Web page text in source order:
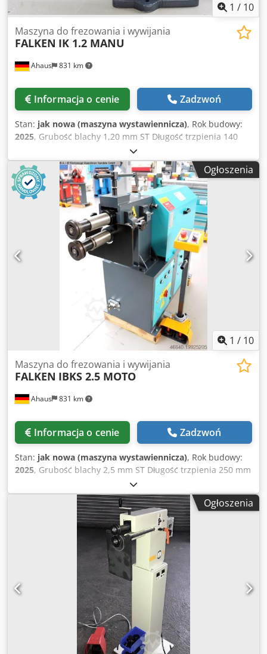
1 / 10
Ahaus 831 km
Maszyna do frezowania i wywijania
FALKEN IK 1.2 MANU
Informacja o cenie Zadzwoń
Stan: jak nowa (maszyna wystawiennicza), Rok budowy:
2025, Grubość blachy 1,20 mm ST Długość trzpienia 140
mm Średnica walca 62,0 mm Wysięg 100 mm Całkowite
zapotrzebowanie na moc ręczne kW Waga maszyny ok.
50,0 kg Zapotrzebowanie na miejsce ok. 560 x 220 x 500
mm Maszyna wystawowa - jak NOWA Jeszcze nie była
używana (!!) Cena specjalna na zapytanie Codpfjxacilox Af
Ajrf Opis: - W zestawie 8 par rolek do przetłaczania i
zaginania - Do ekonomicznej produkcji różnych typów
przetłoczeń - Wysoka precyzja dzięki precyzyjnym łożyskom
wałów - Dolny wał z regulowanym ogranicznikiem -
Stabilna, nowoczesna konstrukcja odlewana - Poszerzony
zakres zastosowań dzięki 8 różnym, opcjonalnie
dostępnym parom rolek - Górny wał regulowany
Ogłoszenia
1 / 10
Ahaus 831 km
Maszyna do frezowania i wywijania
FALKEN IBKS 2.5 MOTO
Informacja o cenie Zadzwoń
Stan: jak nowa (maszyna wystawiennicza), Rok budowy:
2025, Grubość blachy 2,5 mm ST Długość trzpienia 250 mm
Średnica walca 96,0 mm Wysięg 160 mm Prędkość
walcowania 6,0 + 13,0 obr./min. Moc całkowita 1,5 kW Waga
350 kg Wymiary dł.-szer.-wys. 1400 x 550 x 1120 mm
Maszyna wystawowa – jak NOWA Nie była jeszcze używana
(!!) Cena specjalna na zapytanie Wyposażenie: - 4 pary
rolek do profilowania i obrzeży w zestawie - Solidna
profilarka z napędzanymi silnikiem rolkami - Dolny wałek z
regulowanym ogranicznikiem - Do efektywnej produkcji
różnych typów przetłoczeń - Wysoka precyzja dzięki
precyzyjnym łożyskom wałów - Czytelny układ elementów
sterujących - Ręczna regulacja górnej rolki - 2 prędkości
gięcia Codexachzjpfx Af Aorf - Wydajny silnik napędowy,
nawet przy pracy ciągłej - 1 mobilny pedał nożny do pracy
w prawo/lewo - Stojak pod maszynę
Ogłoszenia